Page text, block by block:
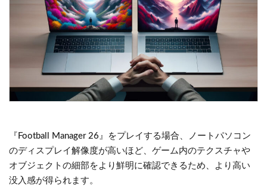
『Football Manager 26』をプレイする場合、ノートパソコン
のディスプレイ解像度が高いほど、ゲーム内のテクスチャや
オブジェクトの細部をより鮮明に確認できるため、より高い
没入感が得られます。